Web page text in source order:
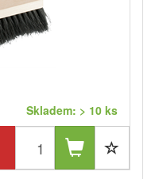
Skladem: > 10 ks